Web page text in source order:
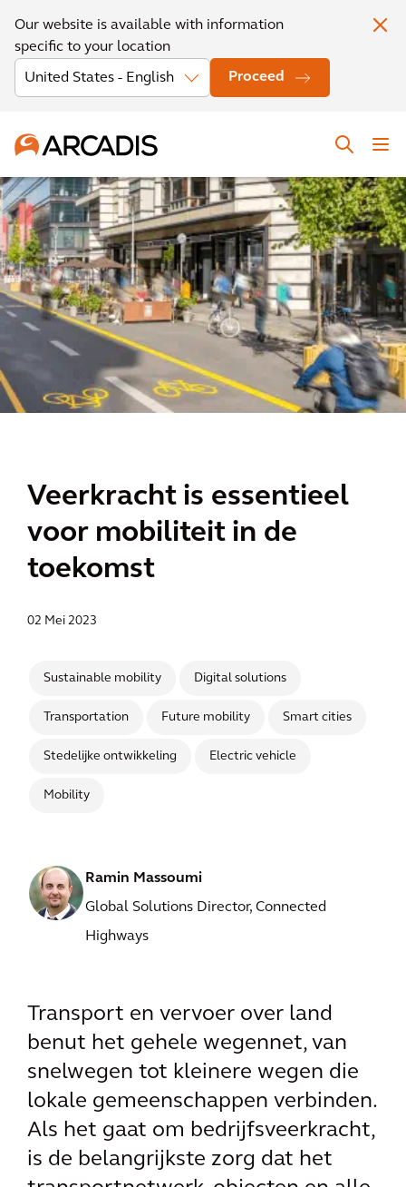
Our website is available with information
specific to your location
Proceed
Veerkracht is essentieel
voor mobiliteit in de
toekomst
02 Mei 2023
Sustainable mobility Digital solutions
Transportation Future mobility Smart cities
Stedelijke ontwikkeling Electric vehicle
Mobility
Ramin Massoumi
Global Solutions Director, Connected
Highways
Transport en vervoer over land
benut het gehele wegennet, van
snelwegen tot kleinere wegen die
lokale gemeenschappen verbinden.
Als het gaat om bedrijfsveerkracht,
is de belangrijkste zorg dat het